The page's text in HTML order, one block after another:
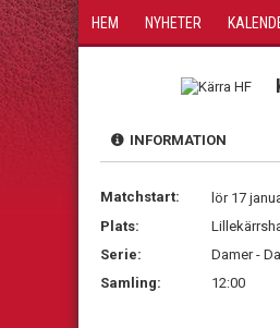
HEM NYHETER
INFORMATION
Matchstart:
lör 17
Plats:
Serie:
Damer -
Samling:
12:00